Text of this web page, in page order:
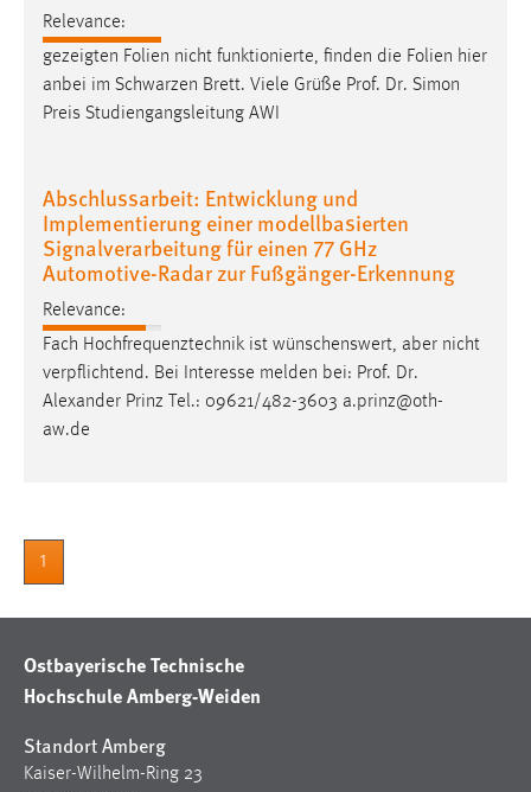
Relevance:
gezeigten Folien nicht funktionierte, finden die Folien hier
anbei im Schwarzen Brett. Viele Grüße Prof. Dr. Simon
Preis Studiengangsleitung AWI
Abschlussarbeit: Entwicklung und
Implementierung einer modellbasierten
Signalverarbeitung für einen 77 GHz
Automotive-Radar zur Fußgänger-Erkennung
Relevance:
Fach Hochfrequenztechnik ist wünschenswert, aber nicht
verpflichtend. Bei Interesse melden bei: Prof. Dr.
Alexander Prinz Tel.: 09621/482-3603 a.prinz@oth-
aw.de
1
Ostbayerische Technische
Hochschule Amberg-Weiden
Standort Amberg
Kaiser-Wilhelm-Ring 23